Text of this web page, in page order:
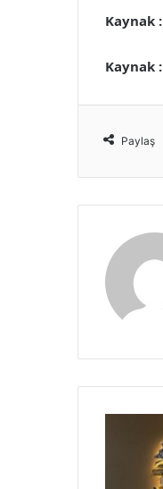
Kaynak :
Kaynak :
Paylaş